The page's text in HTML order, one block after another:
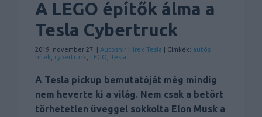
A LEGO építők álma a
Tesla Cybertruck
2019. november 27. | Autóshír Hírek Tesla | Címkék: autós
hírek
cybertruck LEGO Tesla
A Tesla pickup bemutatóját még mindig
nem heverte ki a világ. Nem csak a betört
törhetetlen üveggel sokkolta Elon Musk a